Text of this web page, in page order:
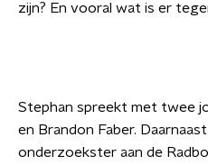
zijn? En vooral wat is er
Stephan spreekt met twee
en Brandon Faber.
onderzoekster aan de